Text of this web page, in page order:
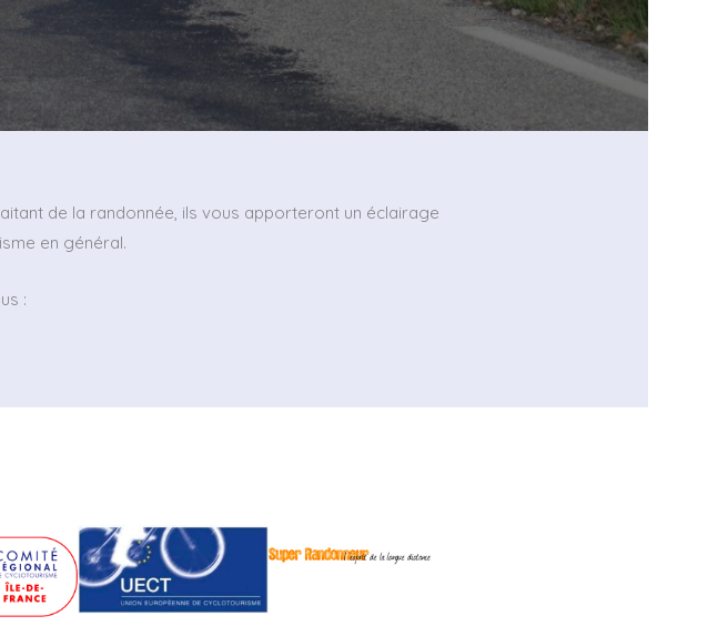
de la randonnée, ils vous apporteront un éclairage
en général.
: